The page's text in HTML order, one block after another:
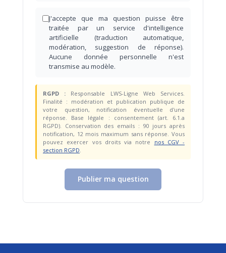
J'accepte que ma question puisse être
traitée par un service d'intelligence
artificielle (traduction automatique,
modération, suggestion de réponse).
Aucune donnée personnelle n'est
transmise au modèle.
RGPD : Responsable LWS-Ligne Web Services.
Finalité : modération et publication publique de
votre question, notification éventuelle d'une
réponse. Base légale : consentement (art. 6.1.a
RGPD). Conservation des emails : 90 jours après
notification, 12 mois maximum sans réponse. Vous
pouvez exercer vos droits via notre nos CGV -
section RGPD
Publier ma question